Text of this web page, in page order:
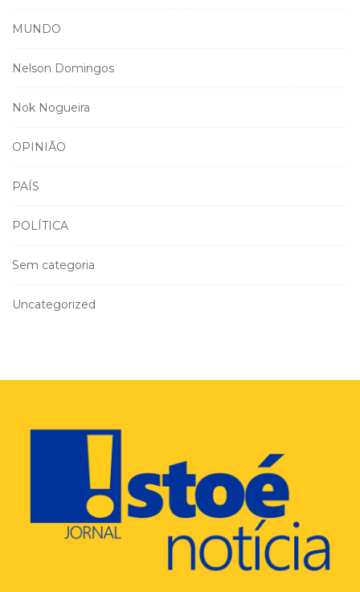
MUNDO
Nelson Domingos
Nok Nogueira
OPINIÃO
PAÍS
POLÍTICA
Sem categoria
Uncategorized